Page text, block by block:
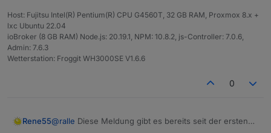
Host: Fujitsu Intel(R) Pentium(R) CPU G4560T, 32 GB RAM, Proxmox 8.x +
lxc Ubuntu 22.04
ioBroker (8 GB RAM) Node.js: 20.19.1, NPM: 10.8.2, js-Controller: 7.0.6,
Admin: 7.6.3
Wetterstation: Froggit WH3000SE V1.6.6
0
Rene55@ralle Diese Meldung gibt es bereits seit der ersten